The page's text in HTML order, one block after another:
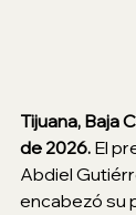
Tijuana, Baja
de 2026. El
Abdiel
encabezó su